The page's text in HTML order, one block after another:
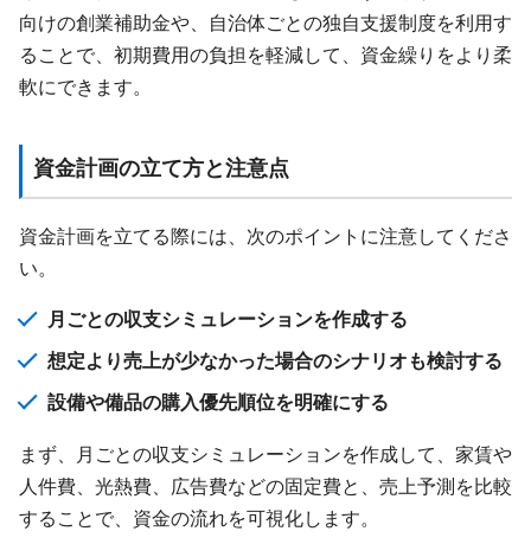
向けの創業補助金や、自治体ごとの独自支援制度を利用す
ることで、初期費用の負担を軽減して、資金繰りをより柔
軟にできます。
資金計画の立て方と注意点
資金計画を立てる際には、次のポイントに注意してくださ
い。
月ごとの収支シミュレーションを作成する
想定より売上が少なかった場合のシナリオも検討する
設備や備品の購入優先順位を明確にする
まず、月ごとの収支シミュレーションを作成して、家賃や
人件費、光熱費、広告費などの固定費と、売上予測を比較
することで、資金の流れを可視化します。